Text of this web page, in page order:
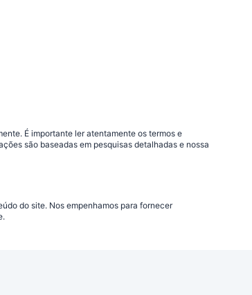
É importante ler atentamente os termos e
são baseadas em pesquisas detalhadas e nossa
do site. Nos empenhamos para fornecer